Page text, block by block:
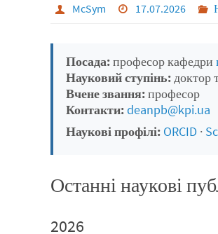
McSym 17.07.2026
Посада:професор кафедри
Науковий ступінь:доктор
Вчене звання:професор
Контакти:deanpb@kpi.ua
Наукові профілі: ORCID ·
Останні наукові
2026